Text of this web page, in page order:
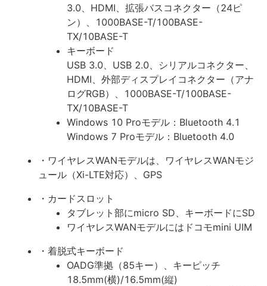
3.0、HDMI、拡張バスコネクター（24ピ
ン）、1000BASE-T/100BASE-
TX/10BASE-T
キーボード
USB 3.0、USB 2.0、シリアルコネクター、
HDMI、外部ディスプレイコネクター（アナ
ログRGB）、1000BASE-T/100BASE-
TX/10BASE-T
Windows 10 Proモデル：Bluetooth 4.1
Windows 7 Proモデル：Bluetooth 4.0
・ワイヤレスWANモデルは、ワイヤレスWANモジ
ュール（Xi-LTE対応）、GPS
・カードスロット
タブレット部にmicro SD、キーボードにSD
ワイヤレスWANモデルにはドコモmini UIM
・着脱式キーボード
OADG準拠（85キー）、キーピッチ
18.5mm(横)/16.5mm(縦)